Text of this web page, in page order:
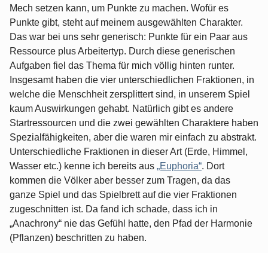
Mech setzen kann, um Punkte zu machen. Wofür es
Punkte gibt, steht auf meinem ausgewählten Charakter.
Das war bei uns sehr generisch: Punkte für ein Paar aus
Ressource plus Arbeitertyp. Durch diese generischen
Aufgaben fiel das Thema für mich völlig hinten runter.
Insgesamt haben die vier unterschiedlichen Fraktionen, in
welche die Menschheit zersplittert sind, in unserem Spiel
kaum Auswirkungen gehabt. Natürlich gibt es andere
Startressourcen und die zwei gewählten Charaktere haben
Spezialfähigkeiten, aber die waren mir einfach zu abstrakt.
Unterschiedliche Fraktionen in dieser Art (Erde, Himmel,
Wasser etc.) kenne ich bereits aus „Euphoria“. Dort
kommen die Völker aber besser zum Tragen, da das
ganze Spiel und das Spielbrett auf die vier Fraktionen
zugeschnitten ist. Da fand ich schade, dass ich in
„Anachrony“ nie das Gefühl hatte, den Pfad der Harmonie
(Pflanzen) beschritten zu haben.